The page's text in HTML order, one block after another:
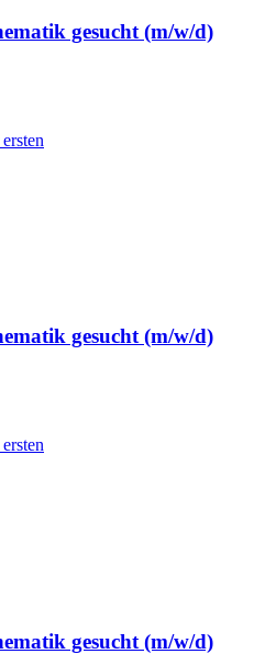
gesucht (m/w/d)
gesucht (m/w/d)
gesucht (m/w/d)